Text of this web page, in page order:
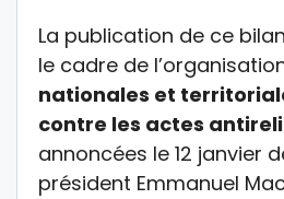
La publication de ce
le cadre de
nationales et
contre les actes
annoncées le 12 janvier
président Emmanuel